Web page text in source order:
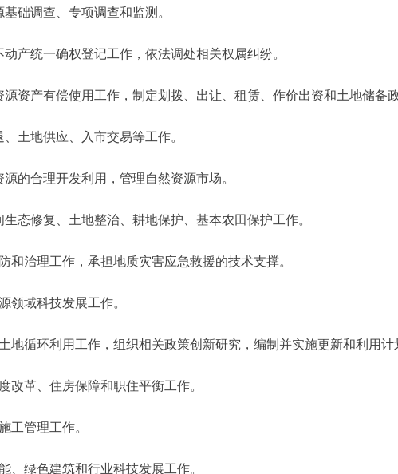
调查、专项调查和监测。
统一确权登记工作，依法调处相关权属纠纷。
产有偿使用工作，制定划拨、出让、租赁、作价出资和土地储备政
地供应、入市交易等工作。
合理开发利用，管理自然资源市场。
修复、土地整治、耕地保护、基本农田保护工作。
治理工作，承担地质灾害应急救援的技术支撑。
域科技发展工作。
循环利用工作，组织相关政策创新研究，编制并实施更新和利用计
革、住房保障和职住平衡工作。
管理工作。
绿色建筑和行业科技发展工作。